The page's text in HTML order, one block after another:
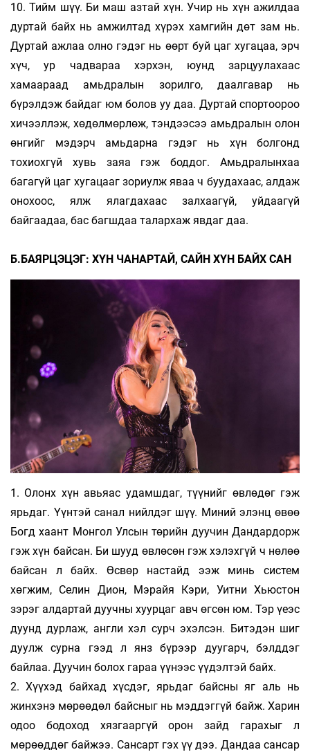
10. Тийм шүү. Би маш азтай хүн. Учир нь хүн ажилдаа
дуртай байх нь амжилтад хүрэх хамгийн дөт зам нь.
Дуртай ажлаа олно гэдэг нь өөрт буй цаг хугацаа, эрч
хүч, ур чадвараа хэрхэн, юунд зарцуулахаас
хамаараад амьдралын зорилго, даалгавар нь
бүрэлдэж байдаг юм болов уу даа. Дуртай спортоороо
хичээллэж, хөдөлмөрлөж, тэндээсээ амьдралын олон
өнгийг мэдэрч амьдарна гэдэг нь хүн болгонд
тохиохгүй хувь заяа гэж боддог. Амьдралынхаа
багагүй цаг хугацааг зориулж яваа ч буудахаас, алдаж
онохоос, ялж ялагдахаас залхаагүй, уйдаагүй
байгаадаа, бас багшдаа талархаж явдаг даа.
Б.БАЯРЦЭЦЭГ: ХҮН ЧАНАРТАЙ, САЙН ХҮН БАЙХ САН
1. Олонх хүн авьяас удамшдаг, түүнийг өвлөдөг гэж
ярьдаг. Үүнтэй санал нийлдэг шүү. Миний элэнц өвөө
Богд хаант Монгол Улсын төрийн дуучин Дандардорж
гэж хүн байсан. Би шууд өвлөсөн гэж хэлэхгүй ч нөлөө
байсан л байх. Өсвөр настайд ээж минь систем
хөгжим, Селин Дион, Мэрайя Кэри, Уитни Хьюстон
зэрэг алдартай дуучны хуурцаг авч өгсөн юм. Тэр үеэс
дуунд дурлаж, англи хэл сурч эхэлсэн. Битэдэн шиг
дуулж сурна гээд л янз бүрээр дуугарч, бэлддэг
байлаа. Дуучин болох гараа үүнээс үүдэлтэй байх.
2. Хүүхэд байхад хүсдэг, ярьдаг байсны яг аль нь
жинхэнэ мөрөөдөл байсныг нь мэддэггүй байж. Харин
одоо бодоход хязгааргүй орон зайд гарахыг л
мөрөөддөг байжээ. Сансарт гэх үү дээ. Дандаа сансар